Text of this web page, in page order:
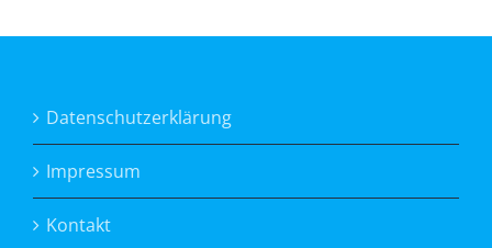
Datenschutzerklärung
Impressum
Kontakt